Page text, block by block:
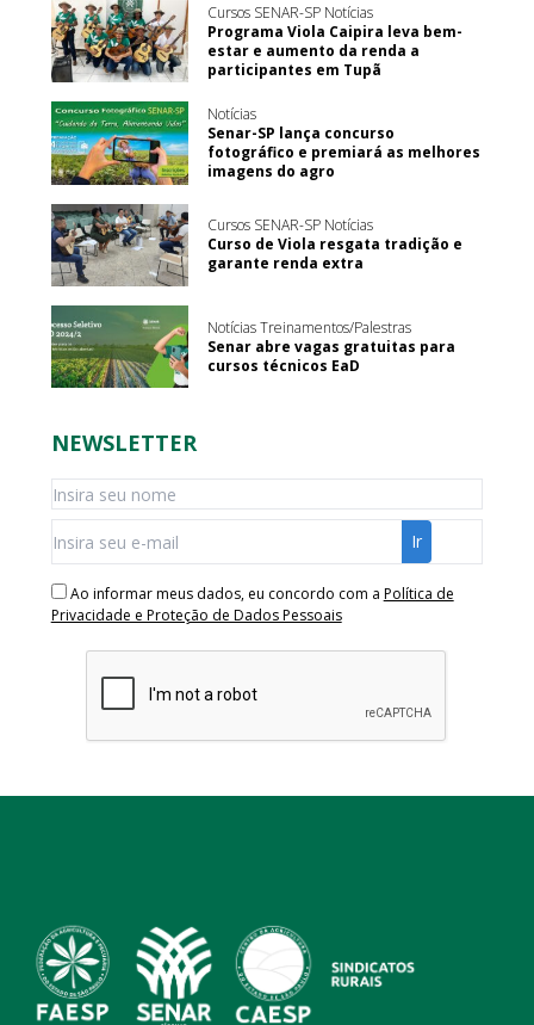
Cursos SENAR-SP Notícias
Programa Viola Caipira leva bem-
estar e aumento da renda a
participantes em Tupã
Notícias
Senar-SP lança concurso
fotográfico e premiará as melhores
imagens do agro
Cursos SENAR-SP Notícias
Curso de Viola resgata tradição e
garante renda extra
Notícias Treinamentos/Palestras
Senar abre vagas gratuitas para
cursos técnicos EaD
NEWSLETTER
Ao informar meus dados, eu concordo com a Política de
Privacidade e Proteção de Dados Pessoais